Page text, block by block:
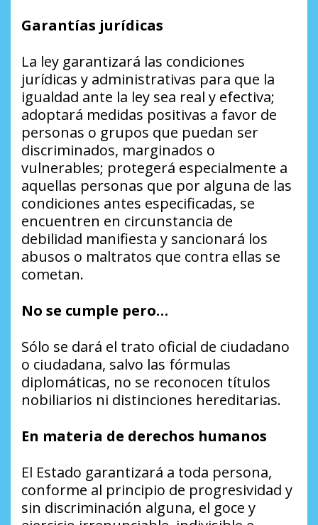
Garantías jurídicas
La ley garantizará las condiciones
jurídicas y administrativas para que la
igualdad ante la ley sea real y efectiva;
adoptará medidas positivas a favor de
personas o grupos que puedan ser
discriminados, marginados o
vulnerables; protegerá especialmente a
aquellas personas que por alguna de las
condiciones antes especificadas, se
encuentren en circunstancia de
debilidad manifiesta y sancionará los
abusos o maltratos que contra ellas se
cometan.
No se cumple pero…
Sólo se dará el trato oficial de ciudadano
o ciudadana, salvo las fórmulas
diplomáticas, no se reconocen títulos
nobiliarios ni distinciones hereditarias.
En materia de derechos humanos
El Estado garantizará a toda persona,
conforme al principio de progresividad y
sin discriminación alguna, el goce y